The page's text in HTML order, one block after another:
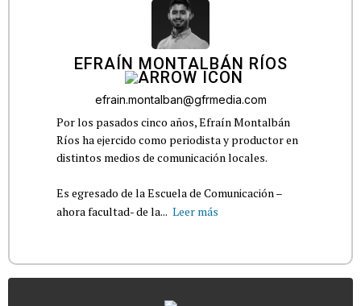
EFRAÍN MONTALBÁN RÍOS
efrain.montalban@gfrmedia.com
Por los pasados cinco años, Efraín Montalbán
Ríos ha ejercido como periodista y productor en
distintos medios de comunicación locales.
Es egresado de la Escuela de Comunicación –
ahora facultad- de la... Leer más